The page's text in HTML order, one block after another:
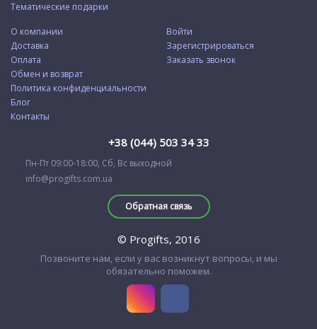
Тематические подарки
О компании
Доставка
Оплата
Обмен и возврат
Политика конфиденциальности
Блог
Контакты
Войти
Зарегистрироваться
Заказать звонок
+38 (044) 503 34 33
Пн-Пт 09:00-18:00, Сб, Вс выходной
info@progifts.com.ua
Обратная связь
© Progifts, 2016
Позвоните нам, если у вас возникнут вопросы, и мы
обязательно поможем.